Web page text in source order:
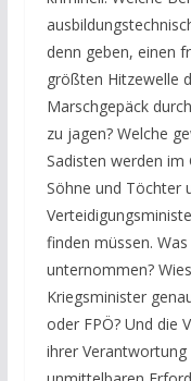
denn geben, einen
größten Hitzewelle
Marschgepäck
zu jagen? Welche
Sadisten werden im
Söhne und Töchter
finden müssen.
unternommen?
Kriegsminister
oder FPÖ? Und die
ihrer